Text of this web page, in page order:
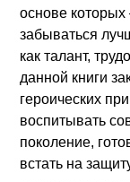
основе которых
забываться
как талант,
данной книги
героических
воспитывать
поколение,
встать на